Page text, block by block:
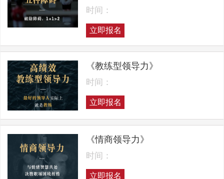
时间：
立即报名
《教练型领导力》
时间：
立即报名
《情商领导力》
时间：
立即报名